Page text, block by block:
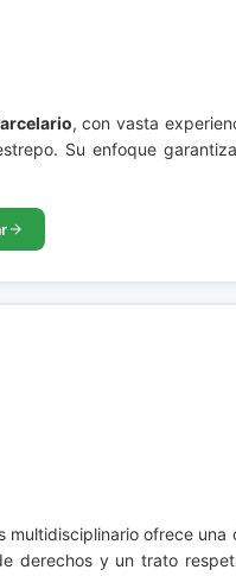
, con vasta
Su enfoque
multidisciplinario ofrece
y un trato